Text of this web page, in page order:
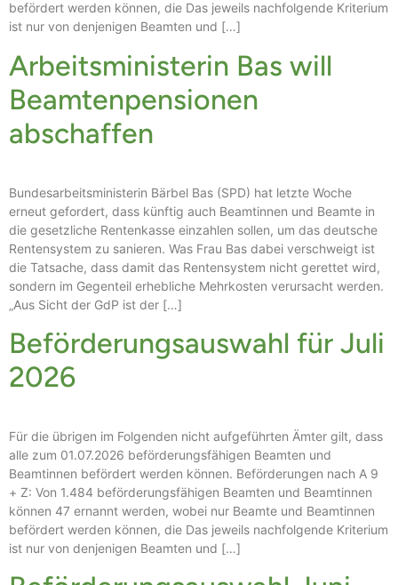
befördert werden können, die Das jeweils nachfolgende Kriterium
ist nur von denjenigen Beamten und […]
Arbeitsministerin Bas will
Beamtenpensionen
abschaffen
Bundesarbeitsministerin Bärbel Bas (SPD) hat letzte Woche
erneut gefordert, dass künftig auch Beamtinnen und Beamte in
die gesetzliche Rentenkasse einzahlen sollen, um das deutsche
Rentensystem zu sanieren. Was Frau Bas dabei verschweigt ist
die Tatsache, dass damit das Rentensystem nicht gerettet wird,
sondern im Gegenteil erhebliche Mehrkosten verursacht werden.
„Aus Sicht der GdP ist der […]
Beförderungsauswahl für Juli
2026
Für die übrigen im Folgenden nicht aufgeführten Ämter gilt, dass
alle zum 01.07.2026 beförderungsfähigen Beamten und
Beamtinnen befördert werden können. Beförderungen nach A 9
+ Z: Von 1.484 beförderungsfähigen Beamten und Beamtinnen
können 47 ernannt werden, wobei nur Beamte und Beamtinnen
befördert werden können, die Das jeweils nachfolgende Kriterium
ist nur von denjenigen Beamten und […]